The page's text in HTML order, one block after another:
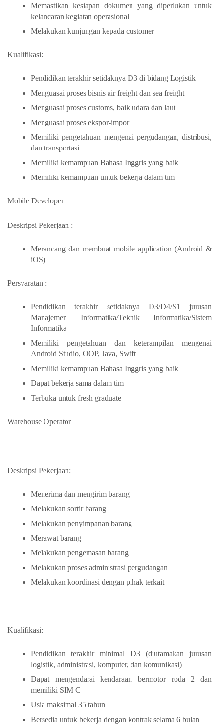
Memastikan kesiapan dokumen yang diperlukan untuk
kelancaran kegiatan operasional
Melakukan kunjungan kepada customer
Kualifikasi:
Pendidikan terakhir setidaknya D3 di bidang Logistik
Menguasai proses bisnis air freight dan sea freight
Menguasai proses customs, baik udara dan laut
Menguasai proses ekspor-impor
Memiliki pengetahuan mengenai pergudangan, distribusi,
dan transportasi
Memiliki kemampuan Bahasa Inggris yang baik
Memiliki kemampuan untuk bekerja dalam tim
Mobile Developer
Deskripsi Pekerjaan :
Merancang dan membuat mobile application (Android &
iOS)
Persyaratan :
Pendidikan terakhir setidaknya D3/D4/S1 jurusan
Manajemen Informatika/Teknik Informatika/Sistem
Informatika
Memiliki pengetahuan dan keterampilan mengenai
Android Studio, OOP, Java, Swift
Memiliki kemampuan Bahasa Inggris yang baik
Dapat bekerja sama dalam tim
Terbuka untuk fresh graduate
Warehouse Operator
Deskripsi Pekerjaan:
Menerima dan mengirim barang
Melakukan sortir barang
Melakukan penyimpanan barang
Merawat barang
Melakukan pengemasan barang
Melakukan proses administrasi pergudangan
Melakukan koordinasi dengan pihak terkait
Kualifikasi:
Pendidikan terakhir minimal D3 (diutamakan jurusan
logistik, administrasi, komputer, dan komunikasi)
Dapat mengendarai kendaraan bermotor roda 2 dan
memiliki SIM C
Usia maksimal 35 tahun
Bersedia untuk bekerja dengan kontrak selama 6 bulan